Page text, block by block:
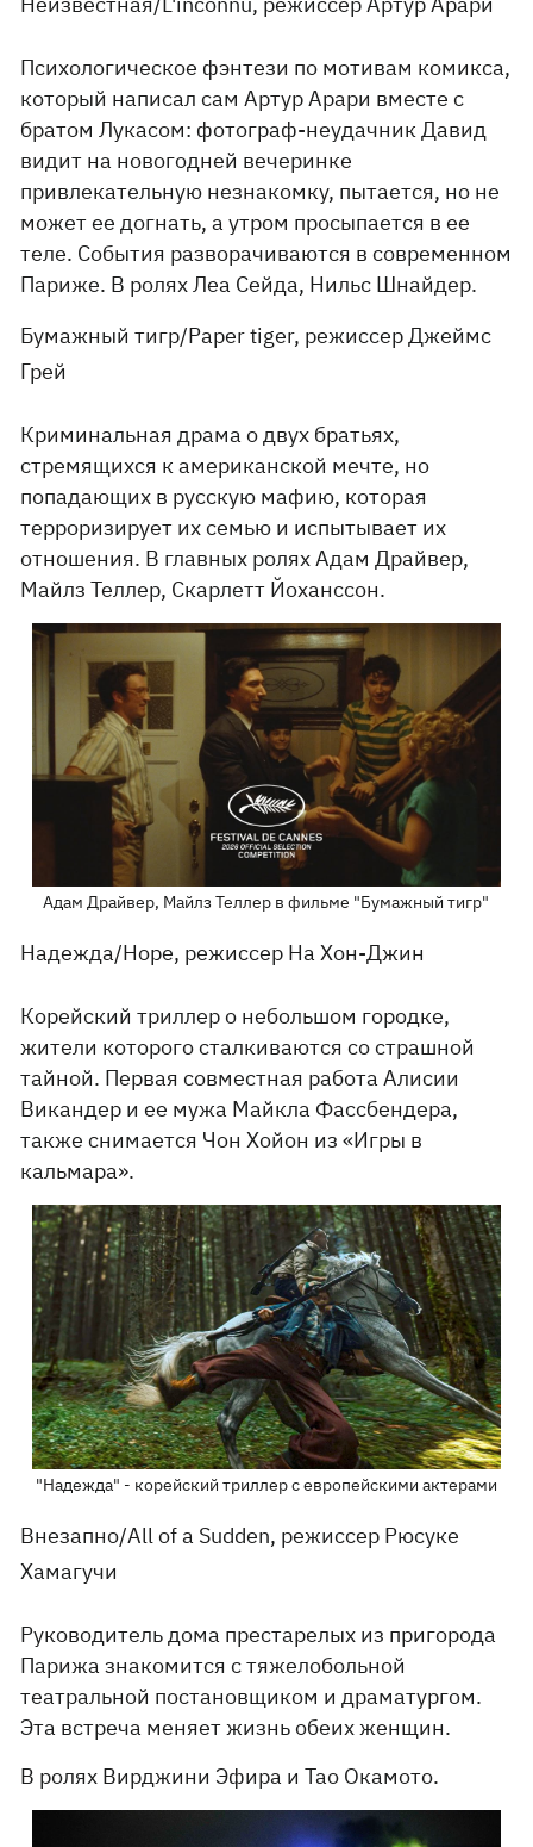
Психологическое фэнтези по мотивам комикса,
который написал сам Артур Арари вместе с
братом Лукасом: фотограф-неудачник Давид
видит на новогодней вечеринке
привлекательную незнакомку, пытается, но не
может ее догнать, а утром просыпается в ее
теле. События разворачиваются в современном
Париже. В ролях Леа Сейда, Нильс Шнайдер.
Бумажный тигр/Paper tiger, режиссер Джеймс
Грей
Криминальная драма о двух братьях,
стремящихся к американской мечте, но
попадающих в русскую мафию, которая
терроризирует их семью и испытывает их
отношения. В главных ролях Адам Драйвер,
Майлз Теллер, Скарлетт Йоханссон.
Адам Драйвер, Майлз Теллер в фильме "Бумажный тигр"
Надежда/Hope, режиссер На Хон-Джин
Корейский триллер о небольшом городке,
жители которого сталкиваются со страшной
тайной. Первая совместная работа Алисии
Викандер и ее мужа Майкла Фассбендера,
также снимается Чон Хойон из «Игры в
кальмара».
"Надежда" - корейский триллер с европейскими актерами
Внезапно/All of a Sudden, режиссер Рюсуке
Хамагучи
Руководитель дома престарелых из пригорода
Парижа знакомится с тяжелобольной
театральной постановщиком и драматургом.
Эта встреча меняет жизнь обеих женщин.
В ролях Вирджини Эфира и Тао Окамото.